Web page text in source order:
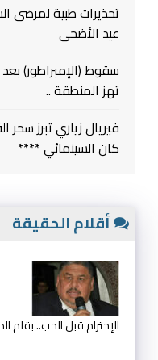
تحذيرات طبية لمرضى
عيد الأضحى
تهز المنطقة ..
فيريال زياري تبرز
كان السينمائي ****
أقلام الحقيقة
الإحترام قبل الحب.. بقلم